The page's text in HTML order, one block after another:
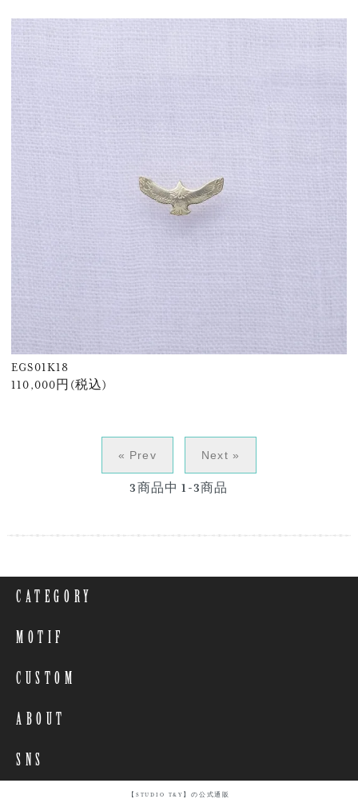
EGS01K18
110,000円(税込)
« Prev Next »
3 商品中 1-3商品
CATEGORY
MOTIF
CUSTOM
ABOUT
SNS
【STUDIO T&Y】の公式通販